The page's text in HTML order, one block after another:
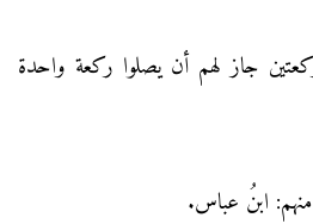
جاز لهم أن يصلوا ركعة واحدة
ابنُ عباس.